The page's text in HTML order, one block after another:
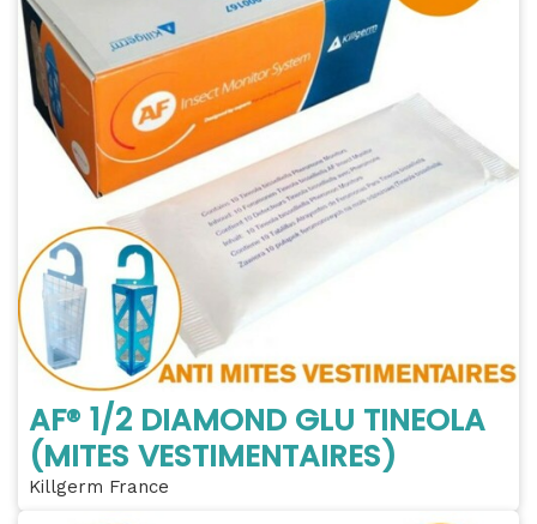
AF® 1/2 DIAMOND GLU TINEOLA
(MITES VESTIMENTAIRES)
Killgerm France